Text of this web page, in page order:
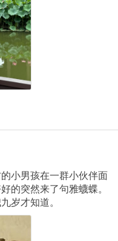
小男孩在一群小伙伴面
的突然来了句雅蠛蝶。
岁才知道。